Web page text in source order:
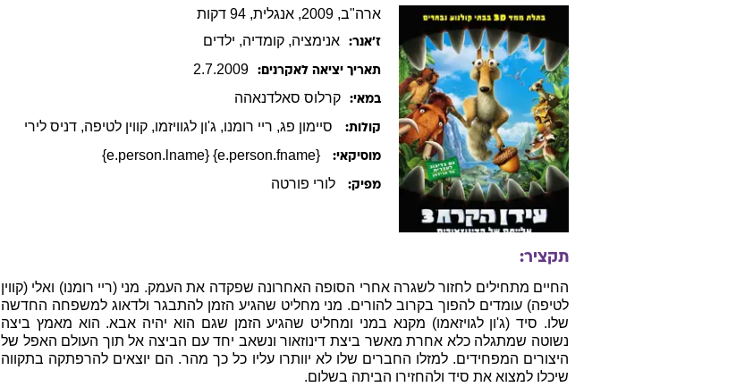
ארה"ב, 2009, אנגלית, 94 דקות
ז׳אנר: אנימציה, קומדיה, ילדים
תאריך יציאה לאקרנים: 2.7.2009
במאי: קרלוס סאלדנאהה
קולות: סיימון פג, ריי רומנו, ג'ון לגוויזמו, קווין לטיפה, דניס לירי
מוסיקאי: {e.person.fname} {e.person.lname}
מפיק: לורי פורטה
תקציר:
החיים מתחילים לחזור לשגרה אחרי הסופה האחרונה שפקדה את העמק. מני (ריי רומנו) ואלי (קווין
לטיפה) עומדים להפוך בקרוב להורים. מני מחליט שהגיע הזמן להתבגר ולדאוג למשפחה החדשה
שלו. סיד (ג'ון לגויזאמו) מקנא במני ומחליט שהגיע הזמן שגם הוא יהיה אבא. הוא מאמץ ביצה
נשוטה שמתגלה כלא אחרת מאשר ביצת דינוזאור ונשאב יחד עם הביצה אל תוך העולם האפל של
היצורים המפחידים. למזלו החברים שלו לא יוותרו עליו כל כך מהר. הם יוצאים להרפתקה בתקווה
שיכלו למצוא את סיד ולהחזירו הביתה בשלום.